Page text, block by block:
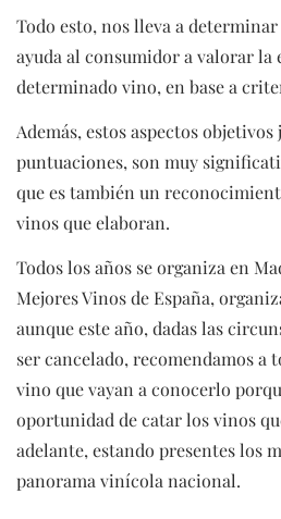
Todo esto, nos lleva a
ayuda al consumidor a valorar la
determinado vino, en base a
Además, estos aspectos
puntuaciones, son muy
que es también un
vinos que elaboran.
Todos los años se organiza en
Mejores Vinos de España,
aunque este año, dadas las
ser cancelado, recomendamos a
vino que vayan a conocerlo
oportunidad de catar los vinos
adelante, estando presentes los
panorama vinícola nacional.